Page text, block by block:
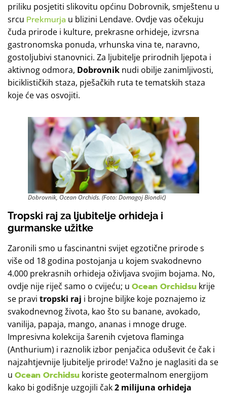
priliku posjetiti slikovitu općinu Dobrovnik, smještenu u
srcu Prekmurja u blizini Lendave. Ovdje vas očekuju
čuda prirode i kulture, prekrasne orhideje, izvrsna
gastronomska ponuda, vrhunska vina te, naravno,
gostoljubivi stanovnici. Za ljubitelje prirodnih ljepota i
aktivnog odmora, Dobrovnik nudi obilje zanimljivosti,
biciklističkih staza, pješačkih ruta te tematskih staza
koje će vas osvojiti.
Dobrovnik, Ocean Orchids. (Foto: Domagoj Biondić)
Tropski raj za ljubitelje orhideja i
gurmanske užitke
Zaronili smo u fascinantni svijet egzotične prirode s
više od 18 godina postojanja u kojem svakodnevno
4.000 prekrasnih orhideja oživljava svojim bojama. No,
ovdje nije riječ samo o cvijeću; u Ocean Orchidsu krije
se pravi tropski raj i brojne biljke koje poznajemo iz
svakodnevnog života, kao što su banane, avokado,
vanilija, papaja, mango, ananas i mnoge druge.
Impresivna kolekcija šarenih cvjetova flaminga
(Anthurium) i raznolik izbor penjačica oduševit će čak i
najzahtjevnije ljubitelje prirode! Važno je naglasiti da se
u Ocean Orchidsu koriste geotermalnom energijom
kako bi godišnje uzgojili čak2 milijuna orhideja